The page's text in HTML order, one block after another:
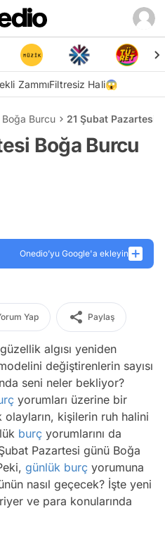
ZammıFiltresiz Hali😱
Boğa Burcu 21 Şubat Pazartesi
Boğa Burcu
Onedio’yu Google'a ekleyin
Yap Paylaş
algısı yeniden
değiştirenlerin sayısı
seni neler bekliyor?
yorumları üzerine bir
olayların, kişilerin ruh halini
burç yorumlarını da
Pazartesi günü Boğa
günlük burç yorumuna
nasıl geçecek? İşte yeni
ve para konularında